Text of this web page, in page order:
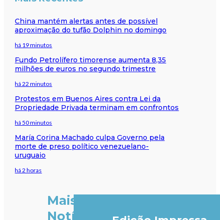
China mantém alertas antes de possível
aproximação do tufão Dolphin no domingo
há 19 minutos
Fundo Petrolífero timorense aumenta 8,35
milhões de euros no segundo trimestre
há 22 minutos
Protestos em Buenos Aires contra Lei da
Propriedade Privada terminam em confrontos
há 50 minutos
María Corina Machado culpa Governo pela
morte de preso político venezuelano-
uruguaio
há 2 horas
Mais
Notícias